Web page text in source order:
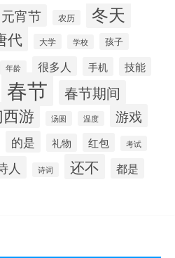
元宵节 农历 冬天
代 大学 学校 孩子
年龄 很多人 手机 技能
春节 春节期间
游 汤圆 温度 游戏
的是 礼物 红包 考试
人 诗词 还不 都是